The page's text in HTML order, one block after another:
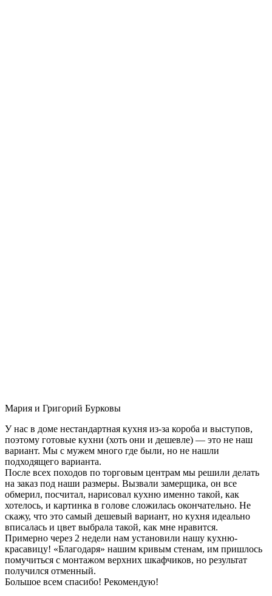
Мария и Григорий Бурковы
У нас в доме нестандартная кухня из-за короба и выступов,
поэтому готовые кухни (хоть они и дешевле) — это не наш
вариант. Мы с мужем много где были, но не нашли
подходящего варианта.
После всех походов по торговым центрам мы решили делать
на заказ под наши размеры. Вызвали замерщика, он все
обмерил, посчитал, нарисовал кухню именно такой, как
хотелось, и картинка в голове сложилась окончательно. Не
скажу, что это самый дешевый вариант, но кухня идеально
вписалась и цвет выбрала такой, как мне нравится.
Примерно через 2 недели нам установили нашу кухню-
красавицу! «Благодаря» нашим кривым стенам, им пришлось
помучиться с монтажом верхних шкафчиков, но результат
получился отменный.
Большое всем спасибо! Рекомендую!